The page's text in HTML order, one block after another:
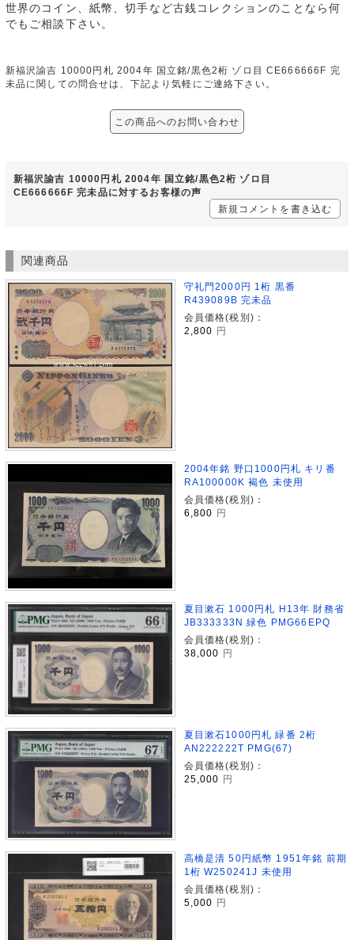
世界のコイン、紙幣、切手など古銭コレクションのことなら何
でもご相談下さい。
新福沢諭吉 10000円札 2004年 国立銘/黒色2桁 ゾロ目 CE666666F 完
未品に関しての問合せは、下記より気軽にご連絡下さい。
この商品へのお問い合わせ
新福沢諭吉 10000円札 2004年 国立銘/黒色2桁 ゾロ目
CE666666F 完未品に対するお客様の声
新規コメントを書き込む
関連商品
守礼門2000円 1桁 黒番
R439089B 完未品
会員価格(税別)：
2,800
円
2004年銘 野口1000円札 キリ番
RA100000K 褐色 未使用
会員価格(税別)：
6,800
円
夏目漱石 1000円札 H13年 財務省
JB333333N 緑色 PMG66EPQ
会員価格(税別)：
38,000 円
夏目漱石1000円札 緑番 2桁
AN222222T PMG(67)
会員価格(税別)：
25,000
円
高橋是清 50円紙幣 1951年銘 前期
1桁 W250241J 未使用
会員価格(税別)：
5,000 円